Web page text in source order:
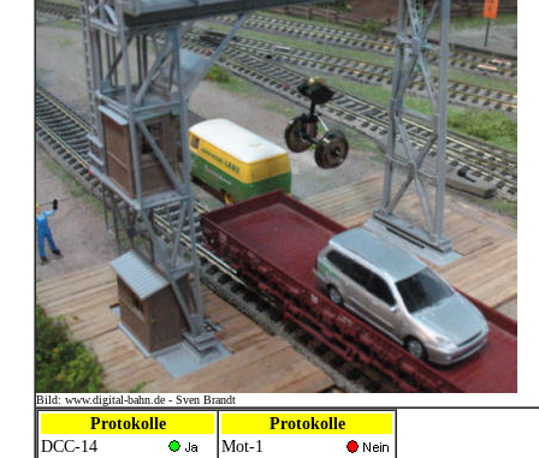
Bild: www.digital-bahn.de - Sven Brandt
Protokolle
DCC-14
Protokolle
Mot-1